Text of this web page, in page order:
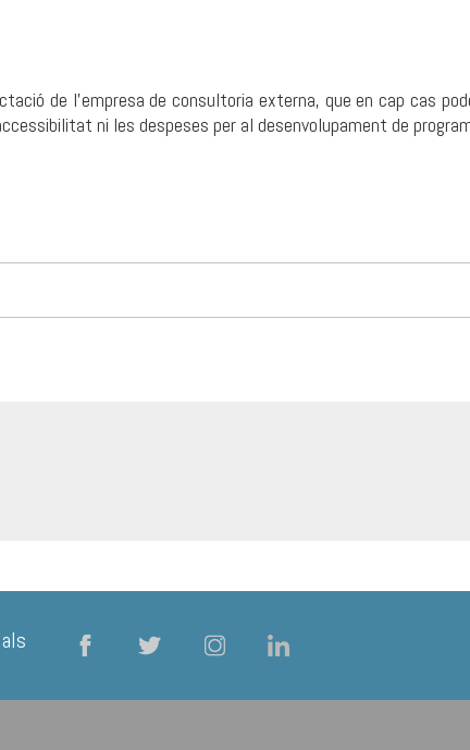
de l’empresa de consultoria externa, que en cap cas
ni les despeses per al desenvolupament de